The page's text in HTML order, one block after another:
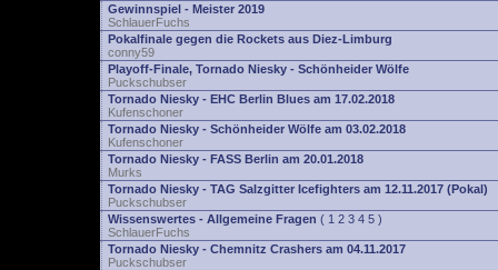
Gewinnspiel - Meister 2019
SchlauerFuchs
Pokalfinale gegen die Rockets aus Diez-Limburg
conny59
Playoff-Finale, Tornado Niesky - Schönheider Wölfe
Puckschubser
Tornado Niesky - EHC Berlin Blues am 17.02.2018
Kufenschoner
Tornado Niesky - Schönheider Wölfe am 03.02.2018
Kufenschoner
Tornado Niesky - FASS Berlin am 20.01.2018
Murks
Tornado Niesky - TAG Salzgitter Icefighters am 12.11.2017 (Pokal)
Puckschubser
Wissenswertes - Allgemeine Fragen ( 1 2 3 4 5 )
SchlauerFuchs
Tornado Niesky - Chemnitz Crashers am 04.11.2017
Puckschubser